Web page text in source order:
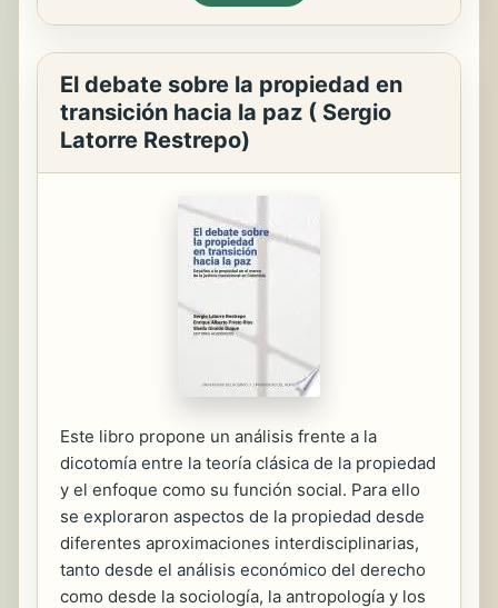
El debate sobre la propiedad en
transición hacia la paz ( Sergio
Latorre Restrepo)
Este libro propone un análisis frente a la
dicotomía entre la teoría clásica de la propiedad
y el enfoque como su función social. Para ello
se exploraron aspectos de la propiedad desde
diferentes aproximaciones interdisciplinarias,
tanto desde el análisis económico del derecho
como desde la sociología, la antropología y los